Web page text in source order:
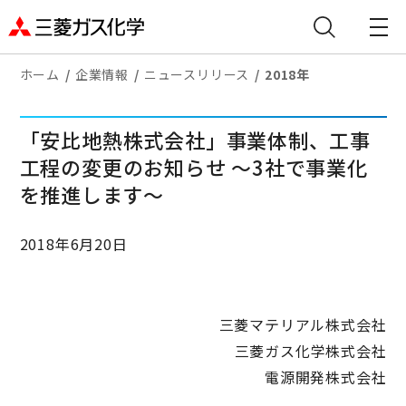
ホーム 企業情報 ニュースリリース 2018年
「安比地熱株式会社」事業体制、工事
工程の変更のお知らせ ～3社で事業化
を推進します～
2018年6月20日
三菱マテリアル株式会社
三菱ガス化学株式会社
電源開発株式会社